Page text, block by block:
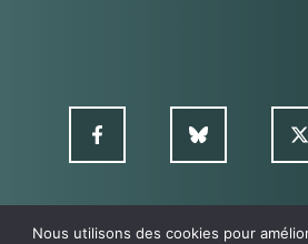
Nous utilisons des cookies pour